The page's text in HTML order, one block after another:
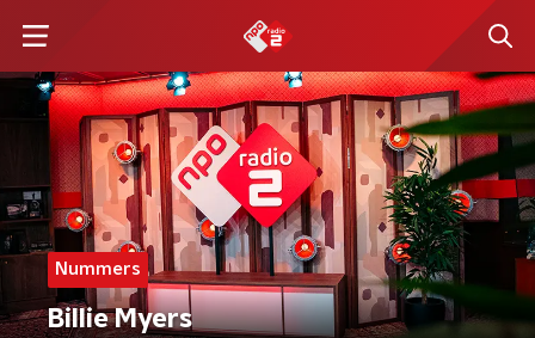
Nummers
Billie Myers